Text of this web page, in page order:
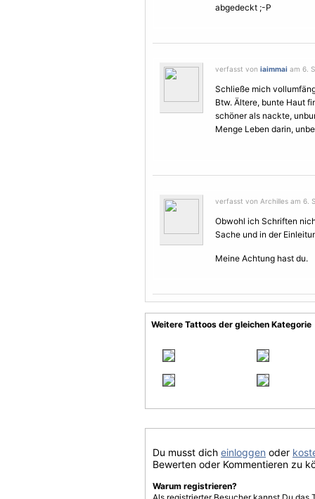
abgedeckt ;-P
verfasst von iaimmai am 6.
Schließe mich
Btw. Ältere, bunte Haut
schöner als nackte,
Menge Leben darin,
verfasst von Archilles am 6.
Obwohl ich Schriften
Sache und in der
Meine Achtung hast du.
Weitere Tattoos der gleichen Kategorie
Du musst dich einloggen oder
Bewerten oder Kommentieren zu
Warum registrieren?